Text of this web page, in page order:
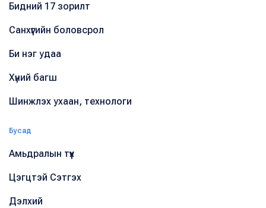
Бидний 17 зорилт
Санхүүгийн боловсрол
Би нэг удаа
Хүний багш
Шинжлэх ухаан, технологи
Бусад
Амьдралын түүх
Цэгцтэй Сэтгэх
Дэлхий